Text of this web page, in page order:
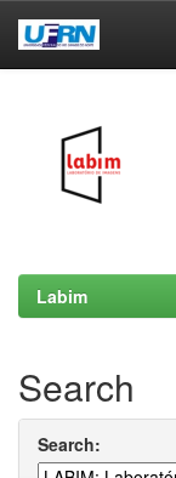
Labim
Search
Search: